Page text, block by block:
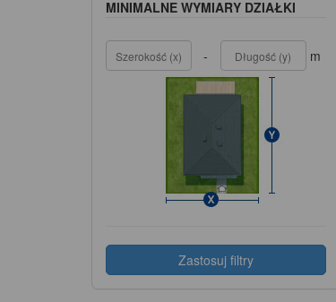
MINIMALNE WYMIARY DZIAŁKI
- m
Zastosuj filtry